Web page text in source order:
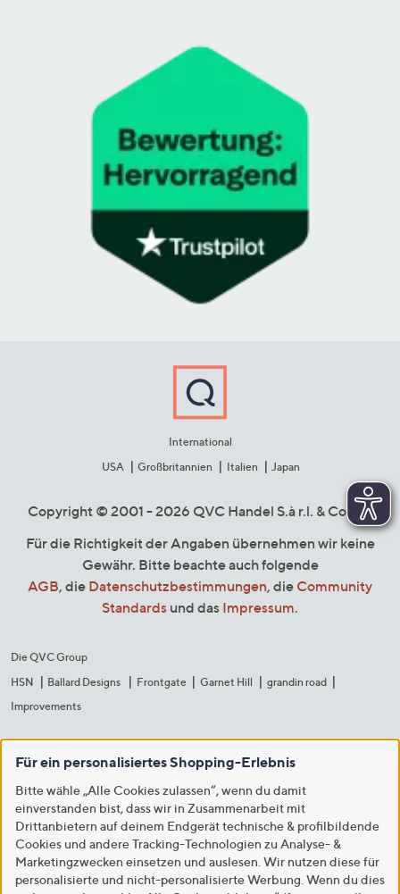
International
USA
Großbritannien Italien Japan
Copyright © 2001 - 2026 QVC Handel S.à r.l. & Co. KG
Für die Richtigkeit der Angaben übernehmen wir keine
Gewähr. Bitte beachte auch folgende
AGB, die Datenschutzbestimmungen, die Community
Standards und das Impressum.
Die QVC Group
HSN
Ballard Designs Frontgate Garnet Hill
grandin road
Improvements
Für ein personalisiertes Shopping-Erlebnis
Bitte wähle „Alle Cookies zulassen“, wenn du damit
einverstanden bist, dass wir in Zusammenarbeit mit
Drittanbietern auf deinem Endgerät technische & profilbildende
Cookies und andere Tracking-Technologien zu Analyse- &
Marketingzwecken einsetzen und auslesen. Wir nutzen diese für
personalisierte und nicht-personalisierte Werbung. Wenn du dies